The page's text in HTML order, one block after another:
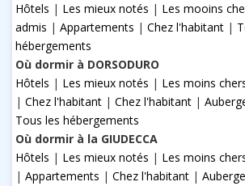
Hôtels | Les mieux notés | Les mooins
admis | Appartements | Chez l'habitant |
hébergements
Où dormir à DORSODURO
Hôtels | Les mieux notés | Les moins
| Chez l'habitant | Chez l'habitant |
Tous les hébergements
Où dormir à la GIUDECCA
Hôtels | Les mieux notés | Les moins
| Appartements | Chez l'habitant |